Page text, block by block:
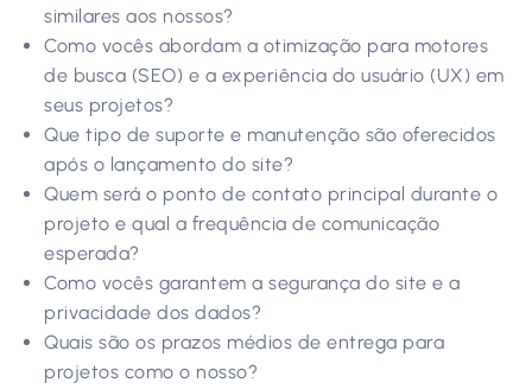
similares aos nossos?
Como vocês abordam a otimização para motores
de busca (SEO) e a experiência do usuário (UX) em
seus projetos?
Que tipo de suporte e manutenção são oferecidos
após o lançamento do site?
Quem será o ponto de contato principal durante o
projeto e qual a frequência de comunicação
esperada?
Como vocês garantem a segurança do site e a
privacidade dos dados?
Quais são os prazos médios de entrega para
projetos como o nosso?